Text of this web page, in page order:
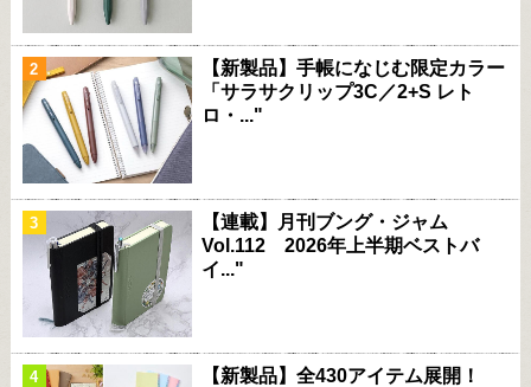
【新製品】手帳になじむ限定カラー
「サラサクリップ3C／2+S レト
ロ・..."
【連載】月刊ブング・ジャム
Vol.112 2026年上半期ベストバ
イ..."
【新製品】全430アイテム展開！